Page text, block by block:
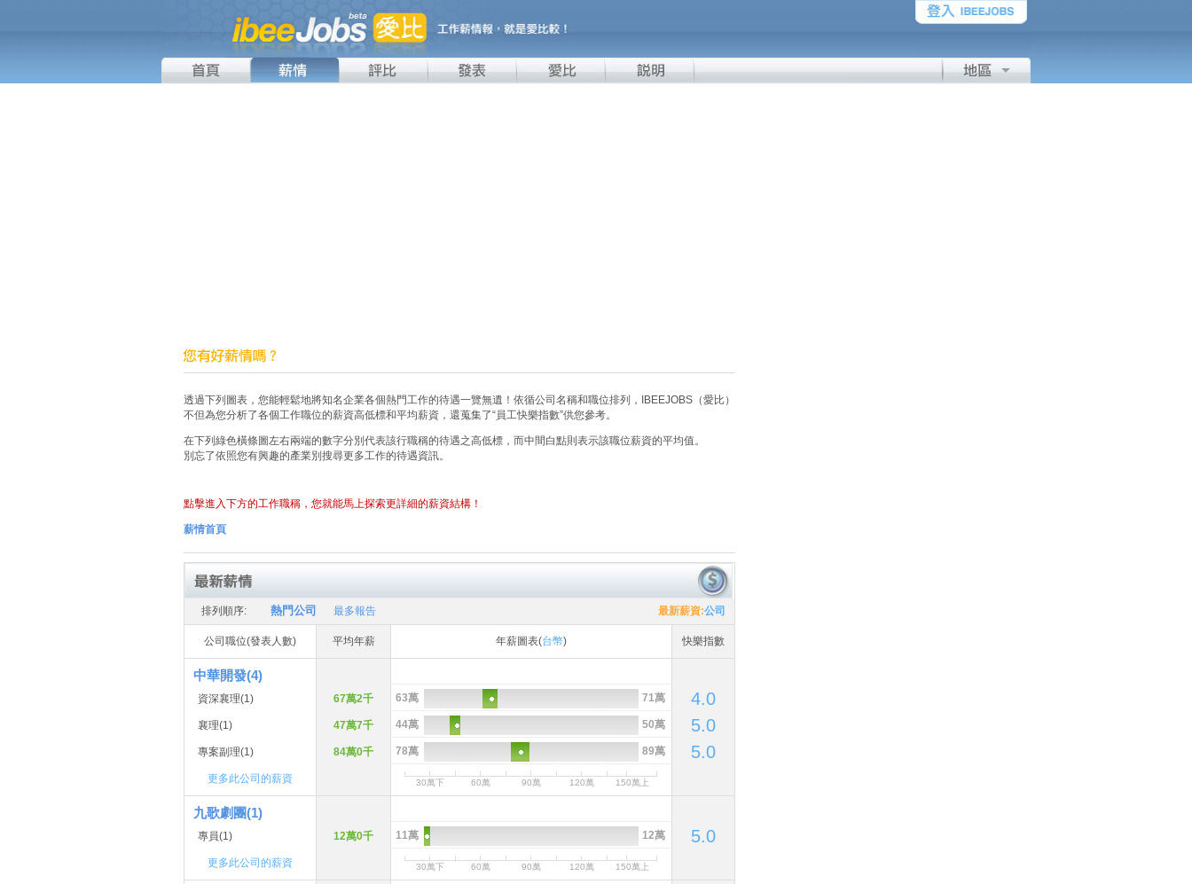
透過下列圖表，您能輕鬆地將知名企業各個熱門工作的待遇一覽無遺！依循公司名稱和職位排列，IBEEJOBS（愛比）
不但為您分析了各個工作職位的薪資高低標和平均薪資，還蒐集了“員工快樂指數”供您參考。
在下列綠色橫條圖左右兩端的數字分別代表該行職稱的待遇之高低標，而中間白點則表示該職位薪資的平均值。
別忘了依照您有興趣的產業別搜尋更多工作的待遇資訊。
點擊進入下方的工作職稱，您就能馬上探索更詳細的薪資結構！
薪情首頁
排列順序: 熱門公司 最多報告 最新薪資:公司
公司職位(發表人數) 平均年薪 年薪圖表(台幣) 快樂指數
中華開發(4)
資深襄理(1) 67萬2千 63萬 71萬 4.0
襄理(1) 47萬7千 44萬 50萬 5.0
專案副理(1) 84萬0千 78萬 89萬 5.0
更多此公司的薪資 30萬下 60萬 90萬 120萬 150萬上
九歌劇團(1)
專員(1) 12萬0千 11萬 12萬 5.0
更多此公司的薪資 30萬下 60萬 90萬 120萬 150萬上